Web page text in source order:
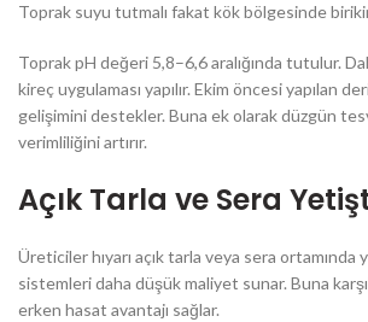
Toprak suyu tutmalı fakat kök bölgesinde
Toprak pH değeri 5,8–6,6 aralığında tutulur.
kireç uygulaması yapılır. Ekim öncesi yapılan
gelişimini destekler. Buna ek olarak düzgün
verimliliğini artırır.
Açık Tarla ve Sera
Üreticiler hıyarı açık tarla veya sera ortamında
sistemleri daha düşük maliyet sunar. Buna
erken hasat avantajı sağlar.